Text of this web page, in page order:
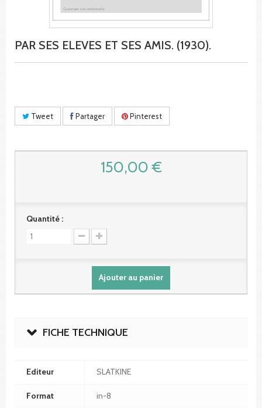
PAR SES ELEVES ET SES AMIS. (1930).
Tweet Partager Pinterest
150,00 €
Quantité :
Ajouter au panier
FICHE TECHNIQUE
Editeur SLATKINE
Format in-8